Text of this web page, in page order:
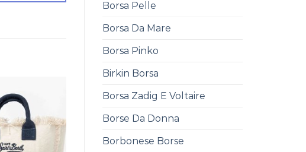
Borsa Pelle
Borsa Da Mare
Borsa Pinko
Birkin Borsa
Borsa Zadig E Voltaire
Borse Da Donna
Borbonese Borse